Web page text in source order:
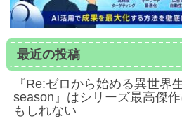
最近の投稿
『Re:ゼロから始める異世界
season』はシリーズ最高傑
もしれない